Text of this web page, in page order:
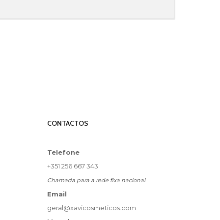
CONTACTOS
Telefone
+351 256 667 343
Chamada para a rede fixa nacional
Email
geral@xavicosmeticos.com